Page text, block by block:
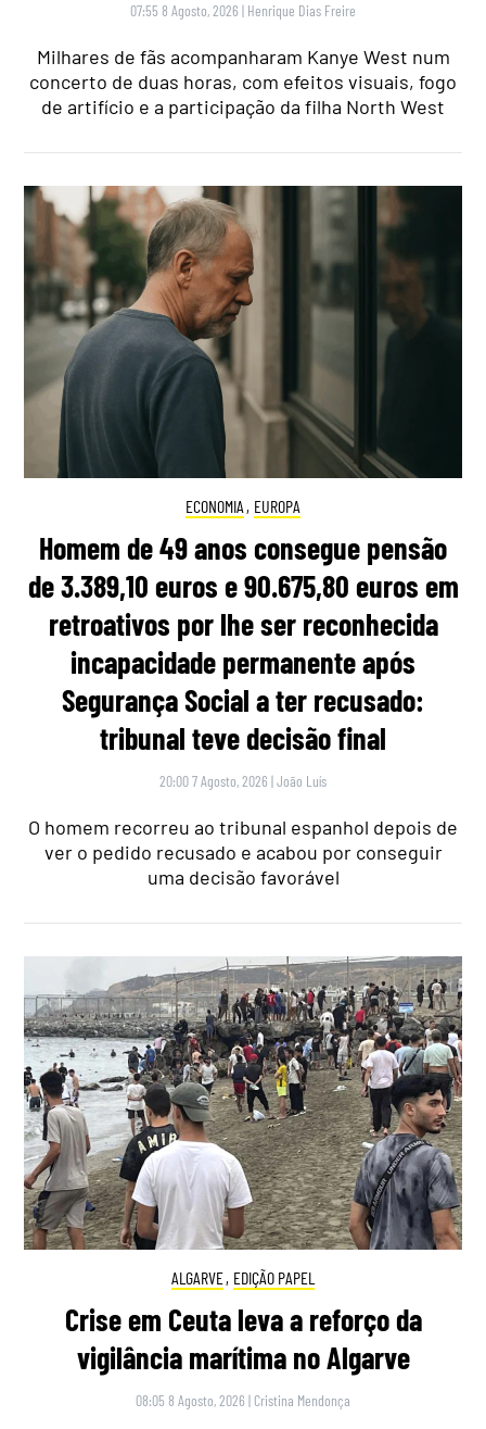
07:55 8 Agosto, 2026 | Henrique Dias Freire
Milhares de fãs acompanharam Kanye West num
concerto de duas horas, com efeitos visuais, fogo
de artifício e a participação da filha North West
ECONOMIA , EUROPA
Homem de 49 anos consegue pensão
de 3.389,10 euros e 90.675,80 euros em
retroativos por lhe ser reconhecida
incapacidade permanente após
Segurança Social a ter recusado:
tribunal teve decisão final
20:00 7 Agosto, 2026 |João Luís
O homem recorreu ao tribunal espanhol depois de
ver o pedido recusado e acabou por conseguir
uma decisão favorável
ALGARVE, EDIÇÃO PAPEL
Crise em Ceuta leva a reforço da
vigilância marítima no Algarve
08:05 8 Agosto, 2026 | Cristina Mendonça